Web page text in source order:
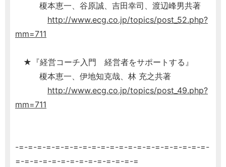
榎本恵一、谷原誠、吉田幸司、渡辺峰男共著
http://www.ecg.co.jp/topics/post_52.php?
mm=711
★『経営コーチ入門 経営者をサポートする』
榎本恵一、伊地知克哉、林 充之共著
http://www.ecg.co.jp/topics/post_49.php?
mm=711
-=-=-=-=-=-=-=-=-=-=-=-=-=-=-=-=-=-=-=-=-=-
=-=-=-=-=-=-=-=-=-=-=-=-=-=